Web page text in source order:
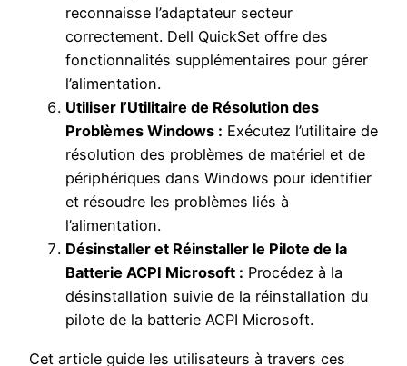
reconnaisse l’adaptateur secteur
correctement. Dell QuickSet offre des
fonctionnalités supplémentaires pour gérer
l’alimentation.
Utiliser l’Utilitaire de Résolution des
Problèmes Windows : Exécutez l’utilitaire de
résolution des problèmes de matériel et de
périphériques dans Windows pour identifier
et résoudre les problèmes liés à
l’alimentation.
Désinstaller et Réinstaller le Pilote de la
Batterie ACPI Microsoft : Procédez à la
désinstallation suivie de la réinstallation du
pilote de la batterie ACPI Microsoft.
Cet article guide les utilisateurs à travers ces